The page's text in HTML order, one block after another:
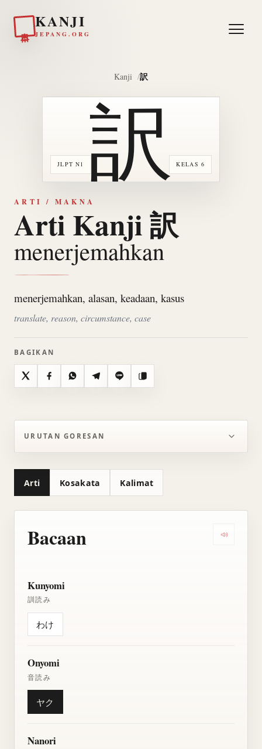
KANJI
JEPANG.ORG
Kanji 訳
JLPT N1 KELAS 6
訳
ARTI / MAKNA
Arti Kanji 訳
menerjemahkan
menerjemahkan, alasan, keadaan, kasus
translate, reason, circumstance, case
BAGIKAN
X FacebookWhatsAppTelegramLine Salin
URUTAN GORESAN
Arti Kosakata Kalimat
Bacaan
Kunyomi
訓読み
わけ
Onyomi
音読み
ヤク
Nanori